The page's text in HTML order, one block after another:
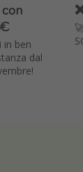
ben
dal